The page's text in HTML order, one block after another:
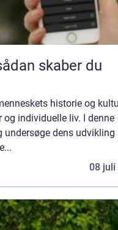
historie og
individuelle liv. I denne
undersøge dens udvikling
08 juli